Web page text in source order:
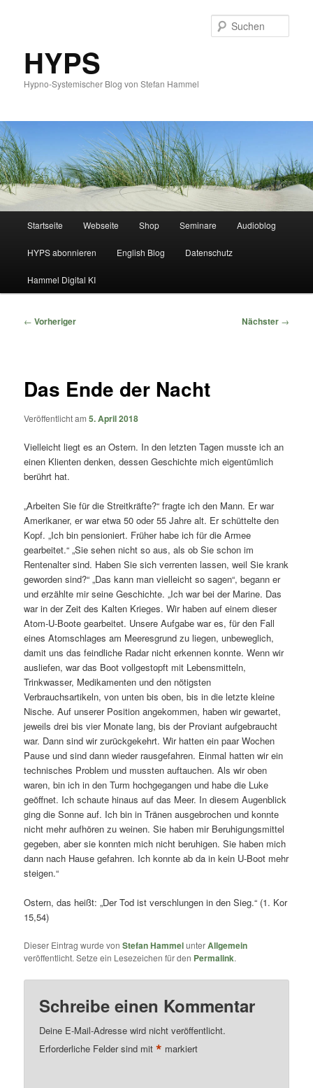
HYPS
Hypno-Systemischer Blog von Stefan Hammel
Zum
primären
Inhalt
springen
Zum
sekundären
Inhalt
springen
Startseite Webseite Shop Seminare Audioblog
HYPS abonnieren English Blog Datenschutz
Hammel Digital KI
Beitragsnavigation
← Vorheriger Nächster →
Das Ende der Nacht
Veröffentlicht am5. April 2018
Vielleicht liegt es an Ostern. In den letzten Tagen musste ich an
einen Klienten denken, dessen Geschichte mich eigentümlich
berührt hat.
„Arbeiten Sie für die Streitkräfte?“ fragte ich den Mann. Er war
Amerikaner, er war etwa 50 oder 55 Jahre alt. Er schüttelte den
Kopf. „Ich bin pensioniert. Früher habe ich für die Armee
gearbeitet.“ „Sie sehen nicht so aus, als ob Sie schon im
Rentenalter sind. Haben Sie sich verrenten lassen, weil Sie krank
geworden sind?“ „Das kann man vielleicht so sagen“, begann er
und erzählte mir seine Geschichte. „Ich war bei der Marine. Das
war in der Zeit des Kalten Krieges. Wir haben auf einem dieser
Atom-U-Boote gearbeitet. Unsere Aufgabe war es, für den Fall
eines Atomschlages am Meeresgrund zu liegen, unbeweglich,
damit uns das feindliche Radar nicht erkennen konnte. Wenn wir
ausliefen, war das Boot vollgestopft mit Lebensmitteln,
Trinkwasser, Medikamenten und den nötigsten
Verbrauchsartikeln, von unten bis oben, bis in die letzte kleine
Nische. Auf unserer Position angekommen, haben wir gewartet,
jeweils drei bis vier Monate lang, bis der Proviant aufgebraucht
war. Dann sind wir zurückgekehrt. Wir hatten ein paar Wochen
Pause und sind dann wieder rausgefahren. Einmal hatten wir ein
technisches Problem und mussten auftauchen. Als wir oben
waren, bin ich in den Turm hochgegangen und habe die Luke
geöffnet. Ich schaute hinaus auf das Meer. In diesem Augenblick
ging die Sonne auf. Ich bin in Tränen ausgebrochen und konnte
nicht mehr aufhören zu weinen. Sie haben mir Beruhigungsmittel
gegeben, aber sie konnten mich nicht beruhigen. Sie haben mich
dann nach Hause gefahren. Ich konnte ab da in kein U-Boot mehr
steigen.“
Ostern, das heißt: „Der Tod ist verschlungen in den Sieg.“ (1. Kor
15,54)
Dieser Eintrag wurde vonStefan HammelunterAllgemein
veröffentlicht. Setze ein Lesezeichen für den Permalink.
Schreibe einen Kommentar
Deine E-Mail-Adresse wird nicht veröffentlicht.
Erforderliche Felder sind mit* markiert